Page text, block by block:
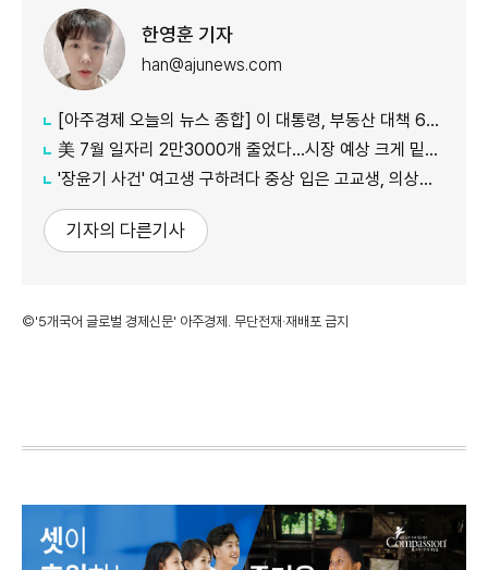
한영훈 기자
han@ajunews.com
[아주경제 오늘의 뉴스 종합] 이 대통령, 부동산 대책 6시간 점검…"기존 방식 벗어나 과감히 실행" 外
美 7월 일자리 2만3000개 줄었다…시장 예상 크게 밑돈 '고용 쇼크'
'장윤기 사건' 여고생 구하려다 중상 입은 고교생, 의상자 인정
기자의 다른기사
©'5개국어 글로벌 경제신문' 아주경제. 무단전재·재배포 금지